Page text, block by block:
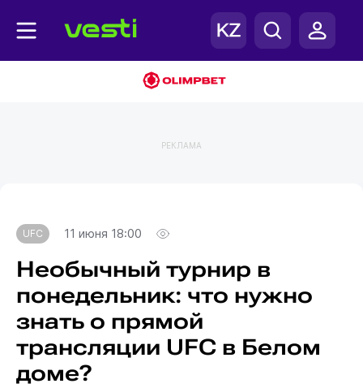
РЕКЛАМА
UFC 11 июня 18:00
Необычный турнир в
понедельник: что нужно
знать о прямой
трансляции UFC в Белом
доме?